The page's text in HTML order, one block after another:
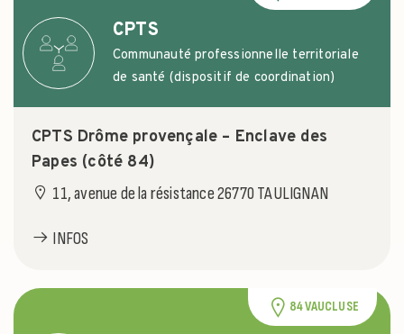
CPTS
Communauté professionnelle territoriale
de santé (dispositif de coordination)
CPTS Drôme provençale – Enclave des
Papes (côté 84)
11, avenue de la résistance 26770 TAULIGNAN
INFOS
84 VAUCLUSE